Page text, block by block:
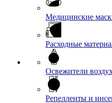
Медицинские
Расходные
Освежители
Репелленты и